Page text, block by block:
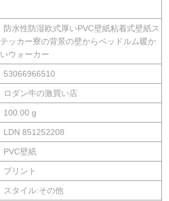
防水性防湿欧式厚いPVC壁紙粘着式壁紙ス
テッカー寮の背景の壁からベッドルム暖か
いウォーカー
53066966510
ロダン牛の激買い店
100.00 g
LDN 851252208
PVC壁紙
プリント
スタイル:その他